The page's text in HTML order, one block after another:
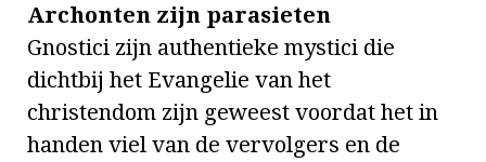
Archonten zijn parasieten
Gnostici zijn authentieke mystici die
dichtbij het Evangelie van het
christendom zijn geweest voordat het in
handen viel van de vervolgers en de